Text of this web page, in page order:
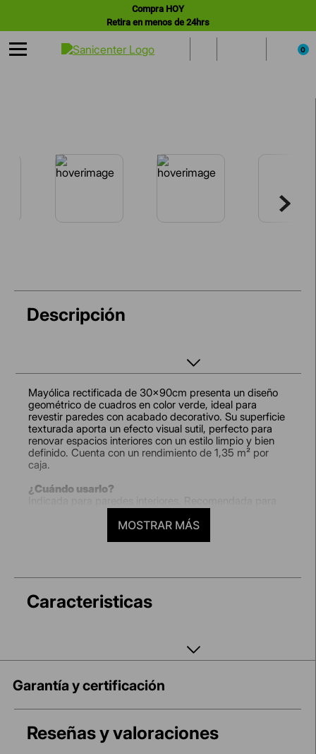
Compra HOY
Retira en menos de 24hrs
0
Descripción
Mayólica rectificada de 30x90cm presenta un diseño
geométrico de cuadros en color verde, ideal para
revestir paredes con acabado decorativo. Su superficie
texturada aporta un efecto visual sutil, perfecto para
renovar espacios interiores con un estilo limpio y bien
definido. Cuenta con un rendimiento de 1,35 m² por
caja.
¿Cuándo usarlo?
baños, cocinas y lavanderías que buscan un
revestimiento decorativo y fácil de mantener.
frescos.
Superficie texturada que realza el acabado decorativo.
Bordes rectificados para juntas más finas y un mejor
acabado.
Uso exclusivo en paredes interiores.
Junta mínima recomendada: 2 mm.
MOSTRAR MÁS
Caracteristicas
Garantía y certificación
Reseñas y valoraciones